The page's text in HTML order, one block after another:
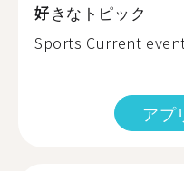
好きなトピック
Sports Current
アプ